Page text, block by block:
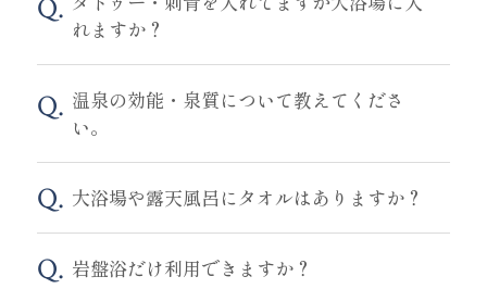
れますか？
温泉の効能・泉質について教えてくださ
い。
大浴場や露天風呂にタオルはありますか？
岩盤浴だけ利用できますか？